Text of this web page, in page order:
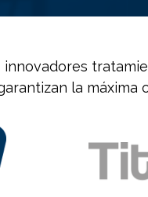
la máxima